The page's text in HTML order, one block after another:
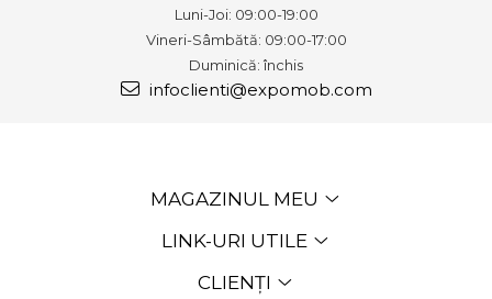
Luni-Joi: 09:00-19:00
Vineri-Sâmbătă: 09:00-17:00
Duminică: închis
infoclienti@expomob.com
MAGAZINUL MEU
LINK-URI UTILE
CLIENȚI